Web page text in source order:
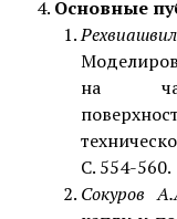
Основные
на
С. 554-560.
Сокуров